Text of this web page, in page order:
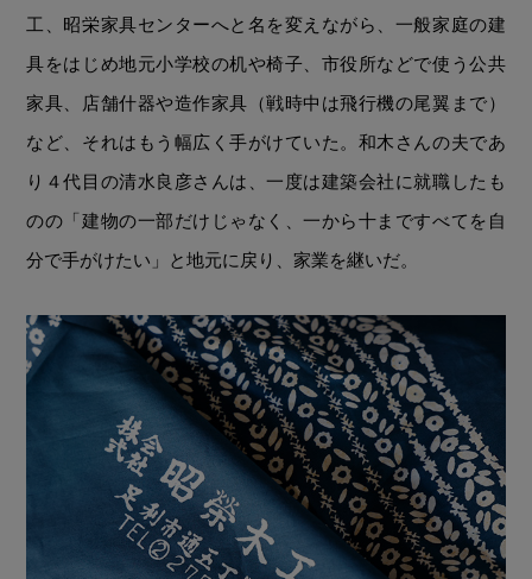
工、昭栄家具センターへと名を変えながら、一般家庭の建
具をはじめ地元小学校の机や椅子、市役所などで使う公共
家具、店舗什器や造作家具（戦時中は飛行機の尾翼まで）
など、それはもう幅広く手がけていた。和木さんの夫であ
り４代目の清水良彦さんは、一度は建築会社に就職したも
のの「建物の一部だけじゃなく、一から十まですべてを自
分で手がけたい」と地元に戻り、家業を継いだ。